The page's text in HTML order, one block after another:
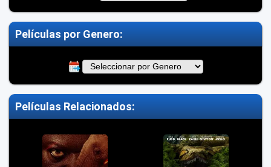
Películas por Genero:
Películas Relacionados: